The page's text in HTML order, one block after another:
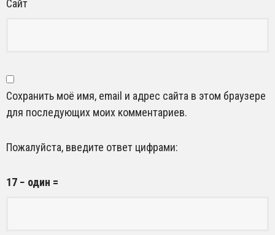
Сайт
Сохранить моё имя, email и адрес сайта в этом браузере
для последующих моих комментариев.
Пожалуйста, введите ответ цифрами:
17 − один =